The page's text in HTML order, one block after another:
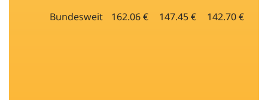
Bundesweit 162.06 € 147.45 € 142.70 €